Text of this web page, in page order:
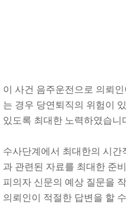
이 사건 음주운전으로 의뢰
는 경우 당연퇴직의 위험이
있도록 최대한 노력하였습니
수사단계에서 최대한의 시간
과 관련된 자료를 최대한 준
피의자 신문의 예상 질문을
의뢰인이 적절한 답변을 할